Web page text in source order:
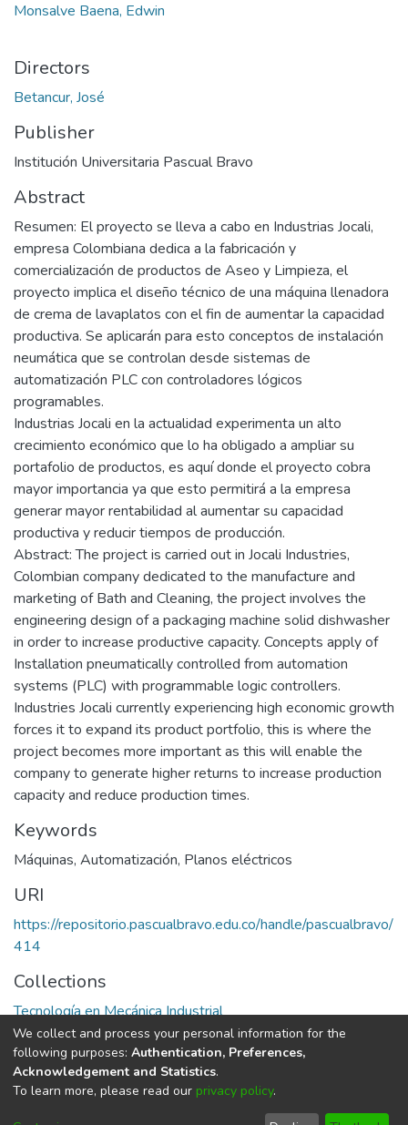
Monsalve Baena, Edwin
Directors
Betancur, José
Publisher
Institución Universitaria Pascual Bravo
Abstract
Resumen: El proyecto se lleva a cabo en Industrias Jocali,
empresa Colombiana dedica a la fabricación y
comercialización de productos de Aseo y Limpieza, el
proyecto implica el diseño técnico de una máquina llenadora
de crema de lavaplatos con el fin de aumentar la capacidad
productiva. Se aplicarán para esto conceptos de instalación
neumática que se controlan desde sistemas de
automatización PLC con controladores lógicos
programables.
Industrias Jocali en la actualidad experimenta un alto
crecimiento económico que lo ha obligado a ampliar su
portafolio de productos, es aquí donde el proyecto cobra
mayor importancia ya que esto permitirá a la empresa
generar mayor rentabilidad al aumentar su capacidad
productiva y reducir tiempos de producción.
Abstract: The project is carried out in Jocali Industries,
Colombian company dedicated to the manufacture and
marketing of Bath and Cleaning, the project involves the
engineering design of a packaging machine solid dishwasher
in order to increase productive capacity. Concepts apply of
Installation pneumatically controlled from automation
systems (PLC) with programmable logic controllers.
Industries Jocali currently experiencing high economic growth
forces it to expand its product portfolio, this is where the
project becomes more important as this will enable the
company to generate higher returns to increase production
capacity and reduce production times.
Keywords
Máquinas, Automatización, Planos eléctricos
URI
https://repositorio.pascualbravo.edu.co/handle/pascualbravo/
414
Collections
Tecnología en Mecánica Industrial
Full item page
DSpace softwarecopyright © 2002-2026
We collect and process your personal information for the
following purposes: Authentication, Preferences,
Acknowledgement and Statistics.
To learn more, please read our privacy policy.